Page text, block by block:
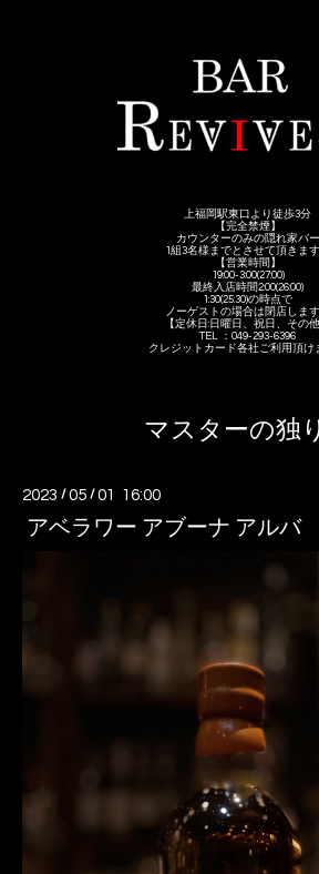
上福岡駅東口より徒歩3分
【完全禁煙】
カウンターのみの隠れ家バー
1組3名様までとさせて頂きます
【営業時間】
19:00-3:00(27:00)
最終入店時間2:00(26:00)
1:30(25:30)の時点で
ノーゲストの場合は閉店します
【定休日:日曜日、祝日、その他
TEL ：049-293-6396
クレジットカード各社ご利用頂け
マスターの独
2023 /05 /01 16:00
アベラワー アブーナ アルバ